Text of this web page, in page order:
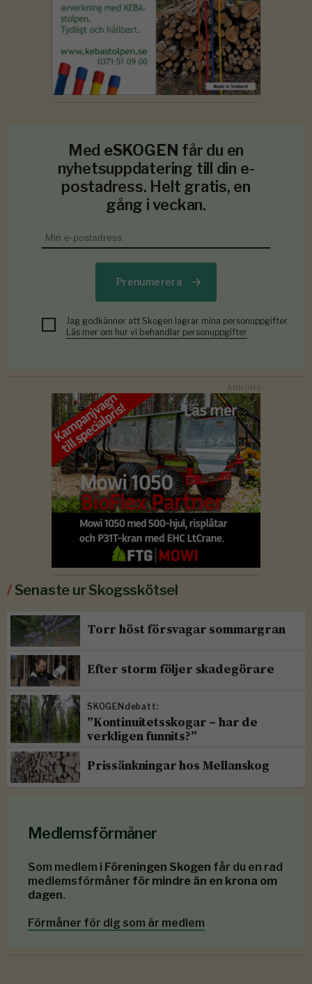
Med eSKOGEN får du en
nyhetsuppdatering till din e-
postadress. Helt gratis, en
gång i veckan.
Prenumerera
Jag godkänner att Skogen lagrar mina personuppgifter.
Läs mer om hur vi behandlar personuppgifter
/Senaste ur Skogsskötsel
Torr höst försvagar sommargran
Efter storm följer skadegörare
SKOGENdebatt:
”Kontinuitetsskogar – har de
verkligen funnits?”
Prissänkningar hos Mellanskog
Medlemsförmåner
Som medlem i Föreningen Skogen får du en rad
medlemsförmåner för mindre än en krona om
dagen.
Förmåner för dig som är medlem